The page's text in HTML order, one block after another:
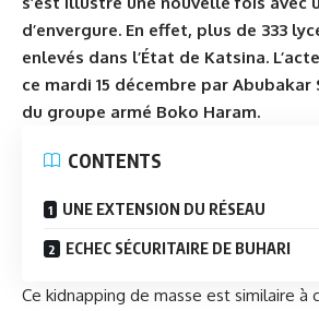
d’envergure. En effet, plus de 333
enlevés dans l’État de Katsina.
ce mardi 15 décembre par Abubakar
du groupe armé Boko Haram.
CONTENTS
UNE EXTENSION DU RÉSEAU
ECHEC SÉCURITAIRE DE BUHARI
Ce kidnapping de masse est similaire à